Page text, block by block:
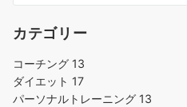
カテゴリー
コーチング 13
ダイエット 17
パーソナルトレーニング 13